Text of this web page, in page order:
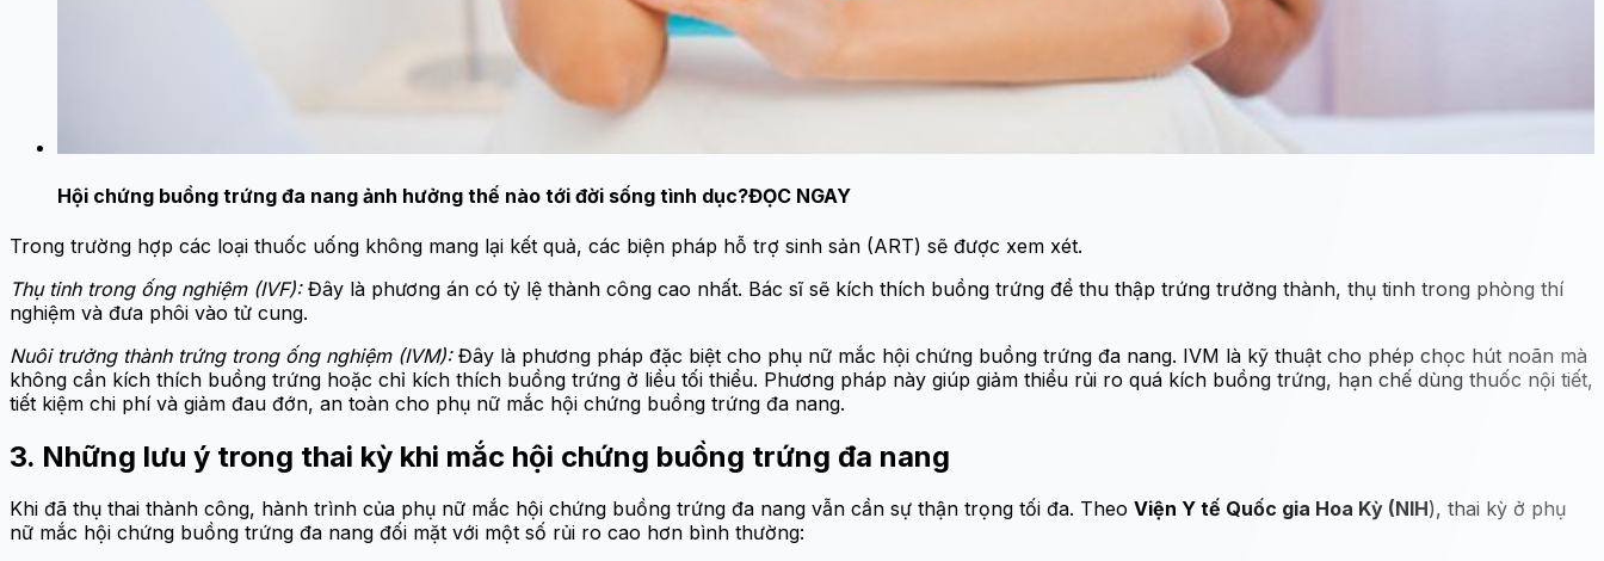
Hội chứng buồng trứng đa nang ảnh hưởng thế nào tới đời sống tình dục?ĐỌC NGAY
Trong trường hợp các loại thuốc uống không mang lại kết quả, các biện pháp hỗ trợ sinh sản (ART) sẽ được xem xét.
Thụ tinh trong ống nghiệm (IVF):Đây là phương án có tỷ lệ thành công cao nhất. Bác sĩ sẽ kích thích buồng trứng để thu thập trứng trưởng thành, thụ tinh trong phòng thí
nghiệm và đưa phôi vào tử cung.
Nuôi trưởng thành trứng trong ống nghiệm (IVM): Đây là phương pháp đặc biệt cho phụ nữ mắc hội chứng buồng trứng đa nang. IVM là kỹ thuật cho phép chọc hút noãn mà
không cần kích thích buồng trứng hoặc chỉ kích thích buồng trứng ở liều tối thiểu. Phương pháp này giúp giảm thiểu rủi ro quá kích buồng trứng, hạn chế dùng thuốc nội tiết,
tiết kiệm chi phí và giảm đau đớn, an toàn cho phụ nữ mắc hội chứng buồng trứng đa nang.
3. Những lưu ý trong thai kỳ khi mắc hội chứng buồng trứng đa nang
Khi đã thụ thai thành công, hành trình của phụ nữ mắc hội chứng buồng trứng đa nang vẫn cần sự thận trọng tối đa. Theo Viện Y tế Quốc gia Hoa Kỳ (NIH), thai kỳ ở phụ
nữ mắc hội chứng buồng trứng đa nang đối mặt với một số rủi ro cao hơn bình thường: